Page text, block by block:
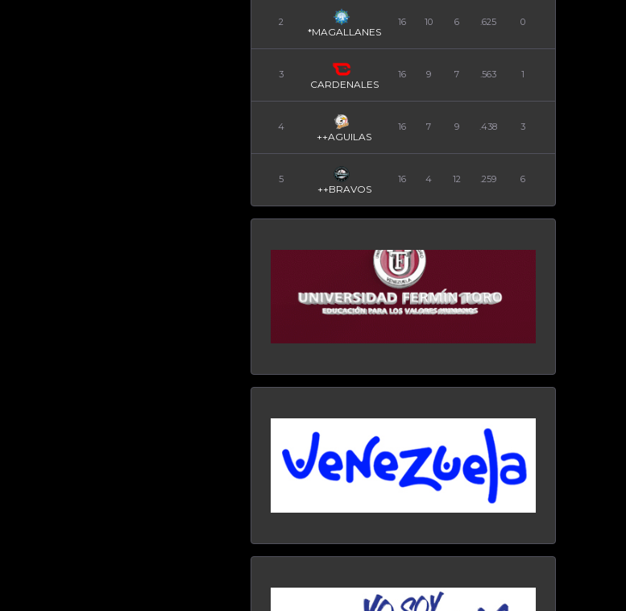
2
*MAGALLANES
16 10 6 .625 0
3
CARDENALES
16 9 7 .563 1
4
++AGUILAS
16 7 9 .438 3
5
++BRAVOS
16 4 12 .259 6